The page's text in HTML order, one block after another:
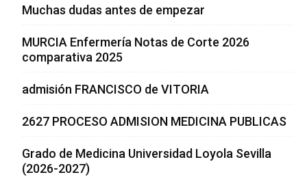
Muchas dudas antes de empezar
MURCIA Enfermería Notas de Corte 2026
comparativa 2025
admisión FRANCISCO de VITORIA
2627 PROCESO ADMISION MEDICINA PUBLICAS
Grado de Medicina Universidad Loyola Sevilla
(2026-2027)